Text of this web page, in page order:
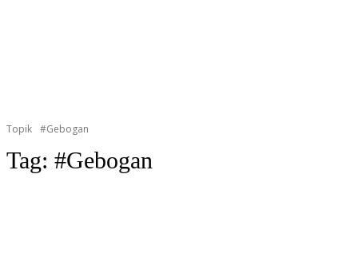
Topik #Gebogan
Tag: #Gebogan